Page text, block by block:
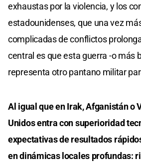
exhaustas por la violencia, y los
estadounidenses, que una vez
complicadas de conflictos
central es que esta guerra -o más
representa otro pantano militar
Al igual que en Irak, Afganistán o
Unidos entra con superioridad
expectativas de resultados
en dinámicas locales profundas: